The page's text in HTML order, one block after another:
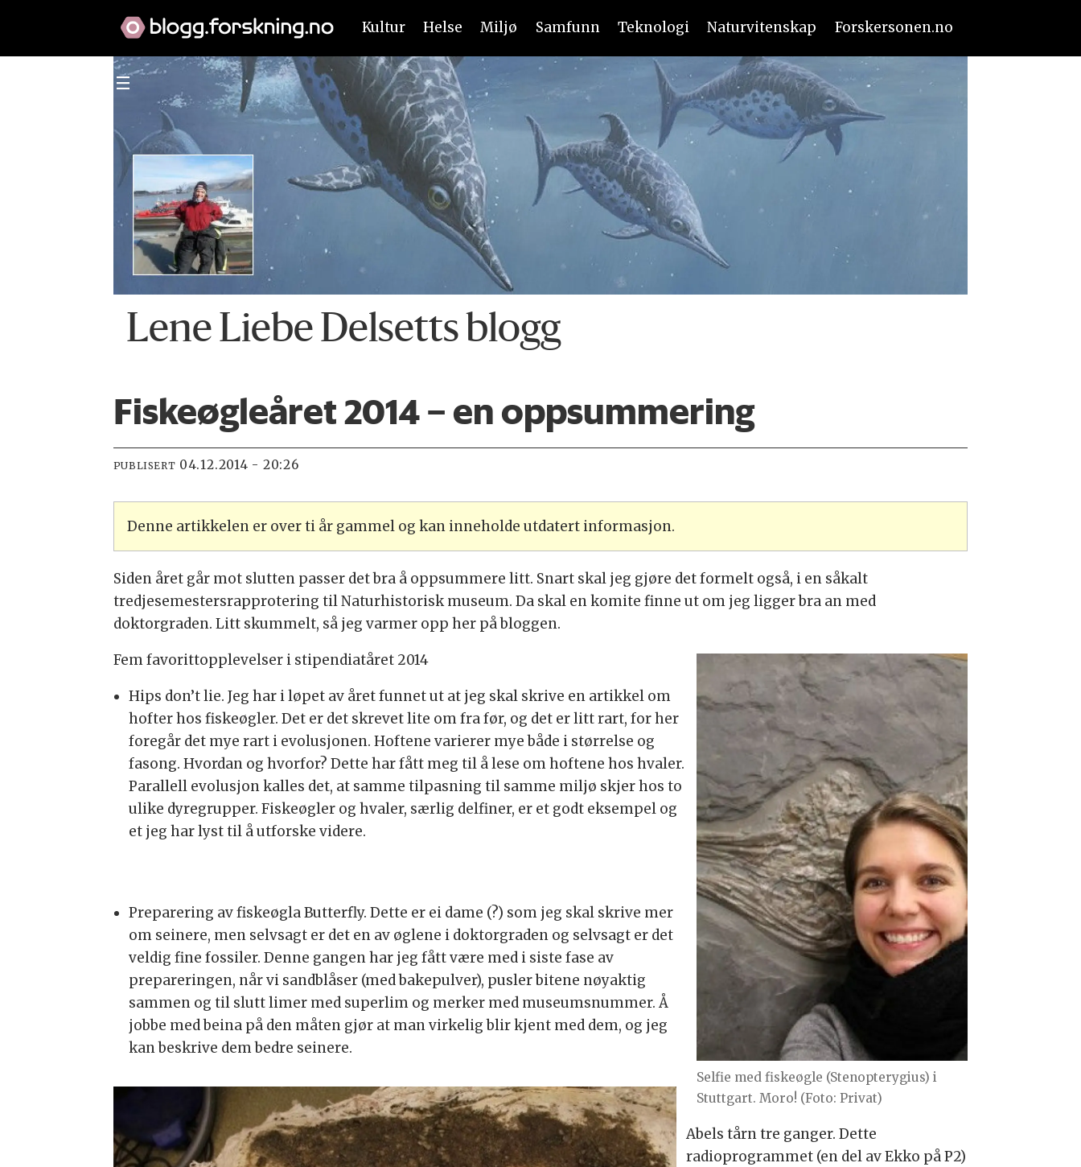
Kultur Helse Miljø Samfunn Teknologi Naturvitenskap Forskersonen.no
Lene Liebe Delsetts blogg
Fiskeøgleåret 2014 – en oppsummering
PUBLISERT 04.12.2014 - 20:26
Denne artikkelen er over ti år gammel og kan inneholde utdatert informasjon.
Siden året går mot slutten passer det bra å oppsummere litt. Snart skal jeg gjøre det formelt også, i en såkalt
tredjesemestersrapprotering til Naturhistorisk museum. Da skal en komite finne ut om jeg ligger bra an med
doktorgraden. Litt skummelt, så jeg varmer opp her på bloggen.
Selfie med fiskeøgle (Stenopterygius) i
Stuttgart. Moro! (Foto: Privat)
Fem favorittopplevelser i stipendiatåret 2014
Hips don’t lie. Jeg har i løpet av året funnet ut at jeg skal skrive en artikkel om
hofter hos fiskeøgler. Det er det skrevet lite om fra før, og det er litt rart, for her
foregår det mye rart i evolusjonen. Hoftene varierer mye både i størrelse og
fasong. Hvordan og hvorfor? Dette har fått meg til å lese om hoftene hos hvaler.
Parallell evolusjon kalles det, at samme tilpasning til samme miljø skjer hos to
ulike dyregrupper. Fiskeøgler og hvaler, særlig delfiner, er et godt eksempel og
et jeg har lyst til å utforske videre.
Preparering av fiskeøgla Butterfly. Dette er ei dame (?) som jeg skal skrive mer
om seinere, men selvsagt er det en av øglene i doktorgraden og selvsagt er det
veldig fine fossiler. Denne gangen har jeg fått være med i siste fase av
prepareringen, når vi sandblåser (med bakepulver), pusler bitene nøyaktig
sammen og til slutt limer med superlim og merker med museumsnummer. Å
jobbe med beina på den måten gjør at man virkelig blir kjent med dem, og jeg
kan beskrive dem bedre seinere.
Abels tårn tre ganger. Dette
radioprogrammet (en del av Ekko på P2)